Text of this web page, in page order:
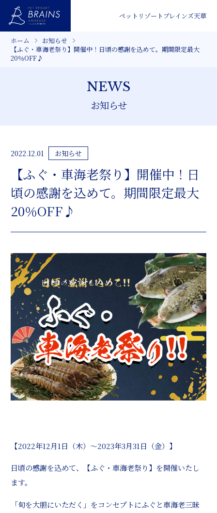
ペットリゾートブレインズ天草
ホーム
お知らせ
【ふぐ・車海老祭り】開催中！日頃の感謝を込めて。期間限定最大
20％OFF♪
NEWS
お知らせ
2022.12.01 お知らせ
【ふぐ・車海老祭り】開催中！日
頃の感謝を込めて。期間限定最大
20％OFF♪
【2022年12月1日（木）～2023年3月31日（金）】
日頃の感謝を込めて、【ふぐ・車海老祭り】を開催いたし
ます。
「旬を大胆にいただく」をコンセプトにふぐと車海老三昧